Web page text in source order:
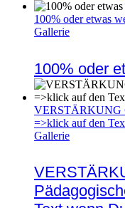
100% oder etwas
Gallerie
100% oder
VERSTÄRKUNG
=>klick auf den
Gallerie